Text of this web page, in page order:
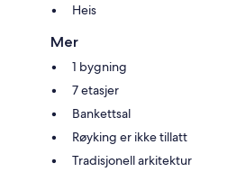
Heis
Mer
1 bygning
7 etasjer
Bankettsal
Røyking er ikke tillatt
Tradisjonell arkitektur